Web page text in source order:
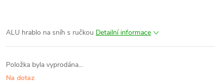
ALU hrablo na sníh s ručkou Detailní informace
Položka byla vyprodána…
Na dotaz